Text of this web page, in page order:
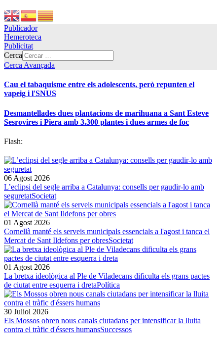
Publicador
Hemeroteca
Publicitat
Cerca
Cerca Avançada
Cau el tabaquisme entre els adolescents, però repunten el
vapeig i l'SNUS
Desmantellades dues plantacions de marihuana a Sant Esteve
Sesrovires i Piera amb 3.300 plantes i dues armes de foc
Flash:
06 Agost 2026
L’eclipsi del segle arriba a Catalunya: consells per gaudir-lo amb
seguretatSocietat
01 Agost 2026
Cornellà manté els serveis municipals essencials a l'agost i tanca el
Mercat de Sant Ildefons per obresSocietat
01 Agost 2026
La bretxa ideològica al Ple de Viladecans dificulta els grans pactes
de ciutat entre esquerra i dretaPolítica
30 Juliol 2026
Els Mossos obren nous canals ciutadans per intensificar la lluita
contra el tràfic d'éssers humansSuccessos